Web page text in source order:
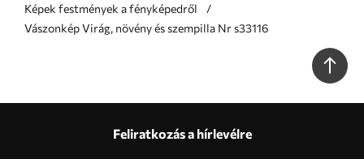
Képek festmények a fényképedről
Vászonkép Virág, növény és szempilla Nr s33116
Feliratkozás a hírlevélre